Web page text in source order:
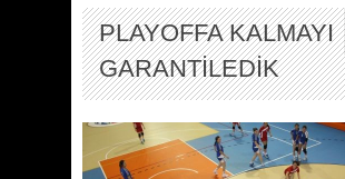
PLAYOFFA KALMAYI
GARANTİLEDİK